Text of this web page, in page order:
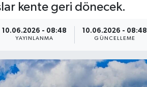
kente geri dönecek.
10.06.2026 - 08:48
YAYINLANMA
10.06.2026 - 08:48
GÜNCELLEME